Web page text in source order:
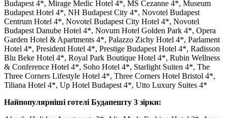
Budapest 4*, Mirage Medic Hotel 4*, MS Cezanne 4*, Museum
Budapest Hotel 4*, NH Budapest City 4*, Novotel Budapest
Centrum Hotel 4*, Novotel Budapest City Hotel 4*, Novotel
Budapest Danube Hotel 4*, Novum Hotel Golden Park 4*, Opera
Garden Hotel & Apartments 4*, Palazzo Zichy Hotel 4*, Parlament
Hotel 4*, President Hotel 4*, Prestige Budapest Hotel 4*, Radisson
Blu Beke Hotel 4*, Royal Park Boutique Hotel 4*, Rubin Wellness
& Conference Hotel 4*, Soho Hotel 4*, Starlight Suiten 4*, The
Three Corners Lifestyle Hotel 4*, Three Corners Hotel Bristol 4*,
Tiliana Hotel 4*, Up Hotel Budapest 4*, Utto Luxury Suites 4*
Найпопулярніші готелі Будапешту 3 зірки: